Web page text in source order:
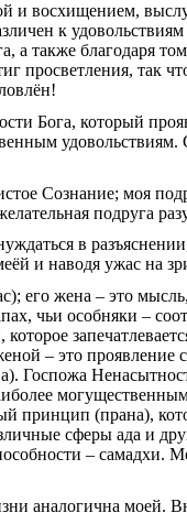
и восхищением,
к
также благодаря
просветления, так
Бога, который
удовольствиям.
Сознание; моя
подруга
в
и наводя ужас на
его жена – это
чьи особняки –
– это проявление
Госпожа
(прана),
сферы ада и
– самадхи.
аналогична моей.